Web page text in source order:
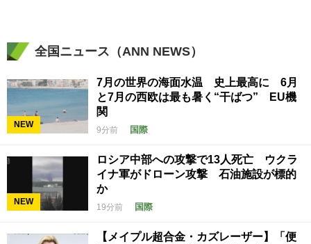
全国ニュース（ANN NEWS）
NEW
7月の世界の海面水温 史上最高に 6月
と7月の西欧は最も暑く“干ばつ” EU機
関
9分前 国際
NEW
ロシア中部への攻撃で13人死亡 ウクラ
イナ軍がドローン攻撃 石油施設が標的
か
19分前 国際
【メイプル超合金・カズレーザー】「便